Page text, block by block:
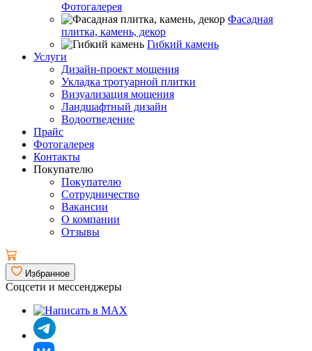
Фотогалерея
Фасадная
плитка, камень, декор
Гибкий камень
Услуги
Дизайн-проект мощения
Укладка тротуарной плитки
Визуализация мощения
Ландшафтный дизайн
Водоотведение
Прайс
Фотогалерея
Контакты
Покупателю
Покупателю
Сотрудничество
Вакансии
О компании
Отзывы
Избранное
Соцсети и мессенджеры